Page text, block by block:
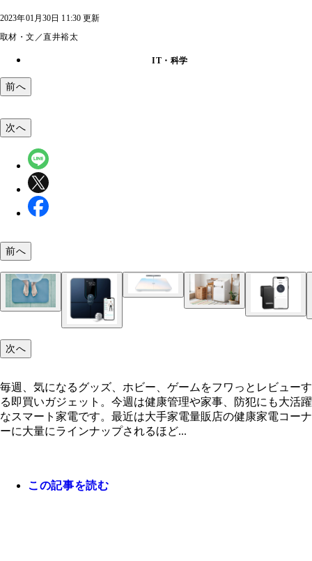
2023年01月30日 11:30 更新
取材・文／直井裕太
IT・科学
前へ
スマートバスマット issin／1万6980円
Eufy Smart Scale P2 Pro アンカー・ジャパン／
7.0kg全自動洗濯機 ANG-WM-C70-W e angle／7
円（エディオン・100満ボルト、およびエディオン
万1980円に価格改定）
次へ
前へ
次へ
毎週、気になるグッズ、ホビー、ゲームをフワっとレビューす
る即買いガジェット。今週は健康管理や家事、防犯にも大活躍
なスマート家電です。最近は大手家電量販店の健康家電コーナ
ーに大量にラインナップされるほど...
この記事を読む